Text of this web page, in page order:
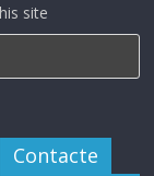
site
Contacte